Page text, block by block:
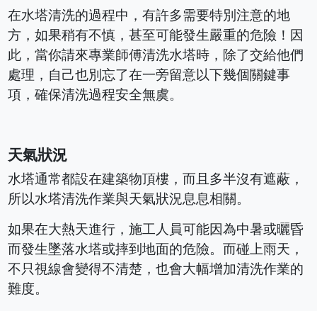
在水塔清洗的過程中，有許多需要特別注意的地
方，如果稍有不慎，甚至可能發生嚴重的危險！因
此，當你請來專業師傅清洗水塔時，除了交給他們
處理，自己也別忘了在一旁留意以下幾個關鍵事
項，確保清洗過程安全無虞。
天氣狀況
水塔通常都設在建築物頂樓，而且多半沒有遮蔽，
所以水塔清洗作業與天氣狀況息息相關。
如果在大熱天進行，施工人員可能因為中暑或曬昏
而發生墜落水塔或摔到地面的危險。而碰上雨天，
不只視線會變得不清楚，也會大幅增加清洗作業的
難度。